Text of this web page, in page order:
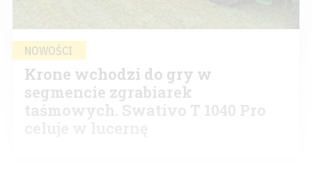
NOWOŚCI
Krone wchodzi do gry w
segmencie zgrabiarek
taśmowych. Swativo T 1040 Pro